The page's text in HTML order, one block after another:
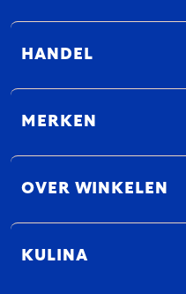
HANDEL
MERKEN
OVER WINKELEN
KULINA